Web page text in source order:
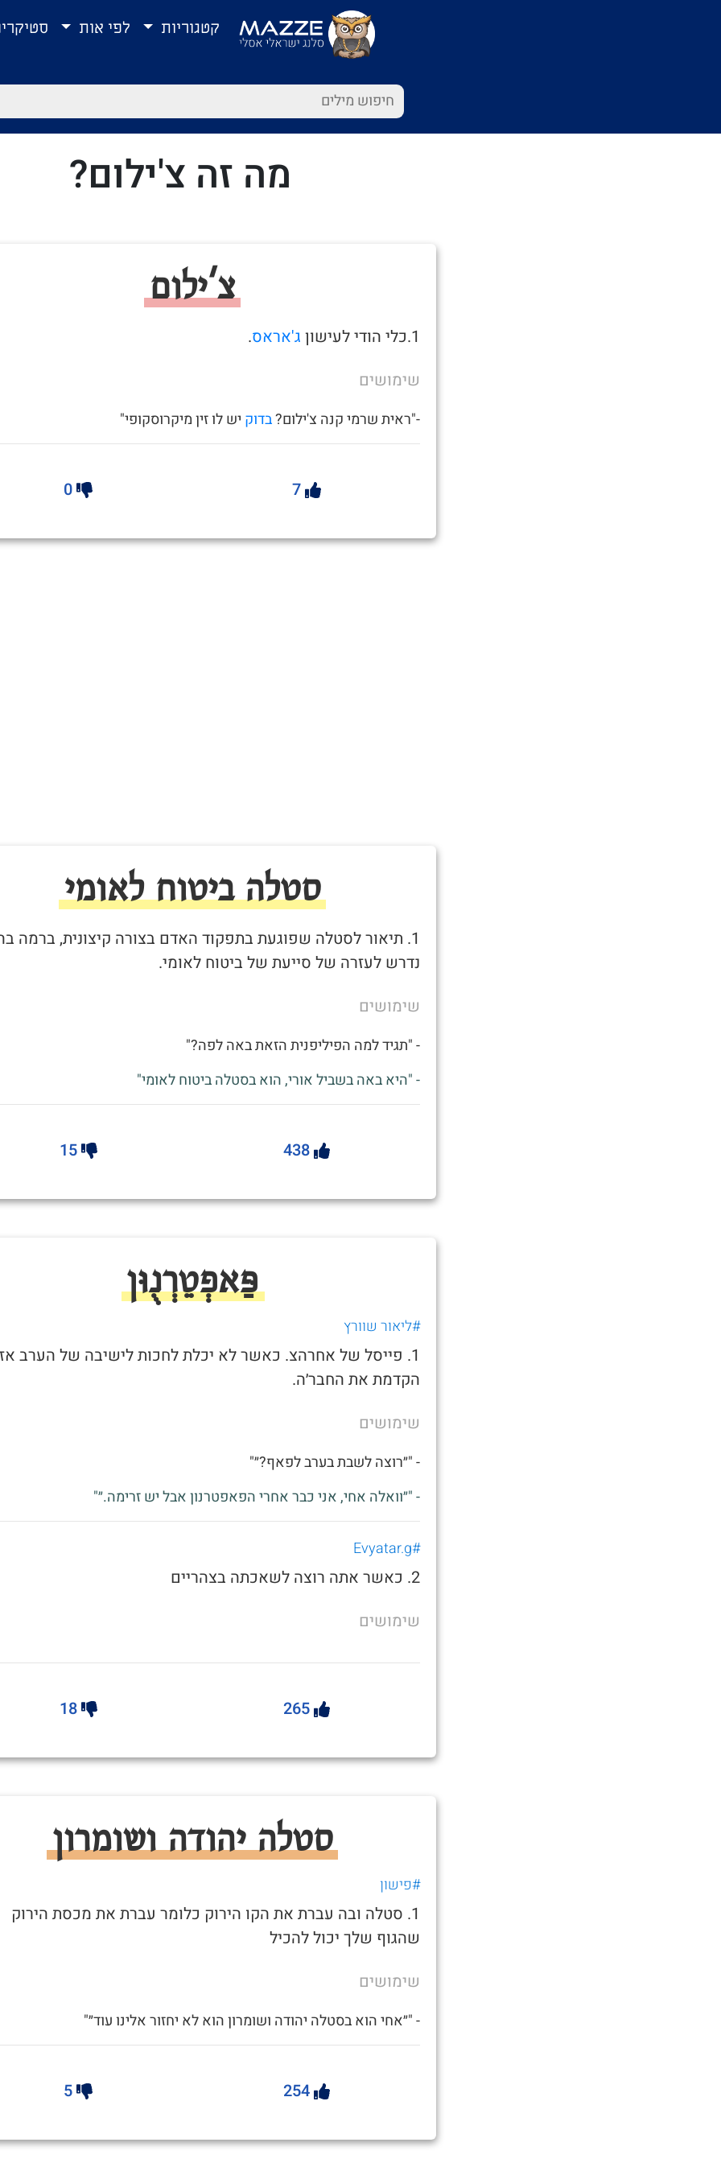
קטגוריות לפי אות
מה זה צ'ילום?
צ'ילום
1.כלי הודי לעישון ג'אראס.
שימושים
-"ראית שרמי קנה צ'ילום?בדוק יש לו זין מיקרוסקופי"
7
0
סטלה ביטוח לאומי
1. תיאור לסטלה שפוגעת בתפקוד האדם בצורה קיצונית, ברמה
נדרש לעזרה של סייעת של ביטוח לאומי.
שימושים
- "תגיד למה הפיליפנית הזאת באה לפה?"
- "היא באה בשביל אורי, הוא בסטלה ביטוח לאומי"
438
15
פַּאפְטֵרְנֻוּן
#ליאור שוורץ
1. פייסל של אחרהצ. כאשר לא יכלת לחכות לישיבה של הערב אז
הקדמת את החבר׳ה.
שימושים
- "״רוצה לשבת בערב לפאף?״"
- "״וואלה אחי, אני כבר אחרי הפאפטרנון אבל יש זרימה.״"
#Evyatar.g
2. כאשר אתה רוצה לשאכתה בצהריים
שימושים
265
18
סטלה יהודה ושומרון
#פישון
1. סטלה ובה עברת את הקו הירוק כלומר עברת את מכסת הירוק
שהגוף שלך יכול להכיל
שימושים
- "״אחי הוא בסטלה יהודה ושומרון הוא לא יחזור אלינו עוד״"
254
5